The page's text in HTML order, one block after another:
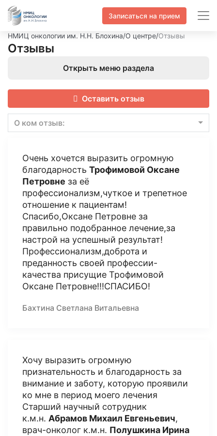
Записаться на прием
НМИЦ онкологии им. Н.Н. Блохина/О центре/Отзывы
Отзывы
Открыть меню раздела
Оставить отзыв
О ком отзыв:
Очень хочется выразить огромную
благодарность Трофимовой Оксане
Петровне за её
профессионализм,чуткое и трепетное
отношение к пациентам!
Спасибо,Оксане Петровне за
правильно подобранное лечение,за
настрой на успешный результат!
Профессионализм,доброта и
преданность своей профессии-
качества присущие Трофимовой
Оксане Петровне!!!СПАСИБО!
Бахтина Светлана Витальевна
Хочу выразить огромную
признательность и благодарность за
внимание и заботу, которую проявили
ко мне в период моего лечения
Старший научный сотрудник
к.м.н. Абрамов Михаил Евгеньевич,
врач-онколог к.м.н. Полушкина Ирина